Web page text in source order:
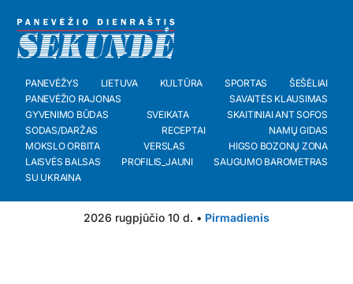
PANEVĖŽYS LIETUVA KULTŪRA SPORTAS
ŠEŠĖLIAI
PANEVĖŽIO RAJONAS
SAVAITĖS KLAUSIMAS
GYVENIMO BŪDAS
SVEIKATA
SKAITINIAI ANT SOFOS
SODAS/DARŽAS
RECEPTAI
NAMŲ GIDAS
MOKSLO ORBITA
VERSLAS
HIGSO BOZONŲ ZONA
LAISVĖS BALSAS
PROFILIS_JAUNI
SAUGUMO BAROMETRAS
SU UKRAINA
2026 rugpjūčio 10 d. • Pirmadienis